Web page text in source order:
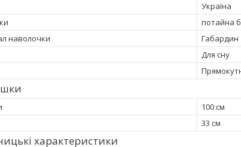
Україна
потайна
наволочки
Габардин
Для сну
100 см
33 см
характеристики